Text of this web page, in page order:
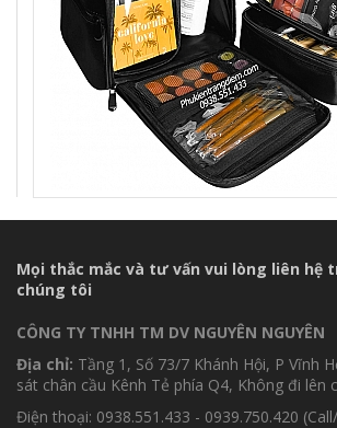
Mọi thắc mắc và tư vấn vui lòng liên hệ
chúng tôi
CÔNG TY TNHH TM DV NGUYÊN NGUYÊN
Địa chỉ: Tầng 1, Số 73/7 Khánh Hội, P Vĩnh
sát chân cầu Kênh Tẻ phía Q4, Không đi lên
Điện thoại: 0938.551.433 - 0939.750.420